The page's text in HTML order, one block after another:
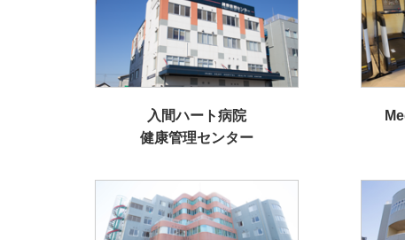
入間ハート病院
健康管理センター